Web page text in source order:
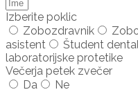
Izberite poklic
Zobozdravnik
asistent
Študent
laboratorijske protetike
Večerja petek zvečer
Da
Ne